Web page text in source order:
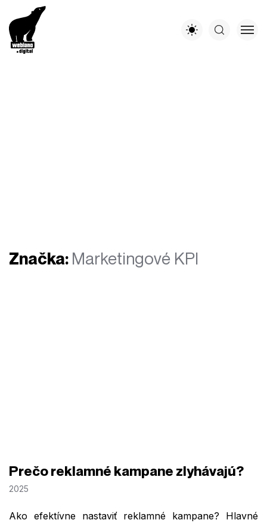
Značka: Marketingové KPI
Prečo reklamné kampane zlyhávajú?
2025
Ako efektívne nastaviť reklamné kampane? Hlavné